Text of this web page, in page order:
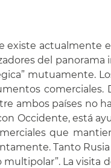
existe actualmente
del panorama
mutuamente.
comerciales.
ambos países no
Occidente, está
que
Tanto
La visita